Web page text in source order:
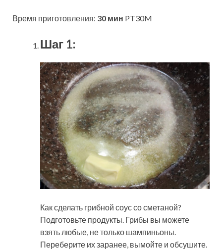
Время приготовления: 30 мин PT30M
Шаг 1:
Как сделать грибной соус со сметаной?
Подготовьте продукты. Грибы вы можете
взять любые, не только шампиньоны.
Переберите их заранее, вымойте и обсушите.